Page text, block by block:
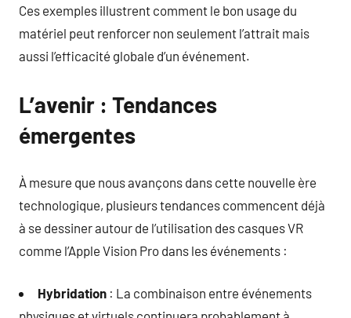
Ces exemples illustrent comment le bon usage du
matériel peut renforcer non seulement l’attrait mais
aussi l’efficacité globale d’un événement.
L’avenir : Tendances
émergentes
À mesure que nous avançons dans cette nouvelle ère
technologique, plusieurs tendances commencent déjà
à se dessiner autour de l’utilisation des casques VR
comme l’Apple Vision Pro dans les événements :
Hybridation : La combinaison entre événements